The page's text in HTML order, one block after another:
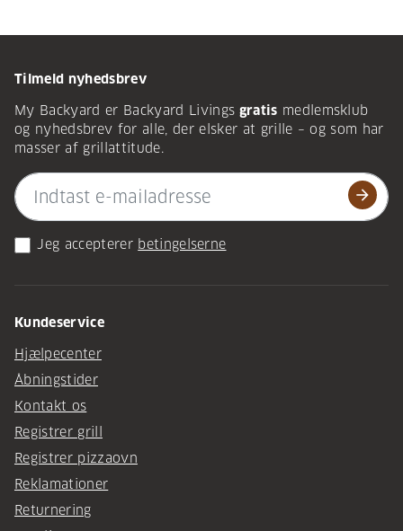
Tilmeld nyhedsbrev
My Backyard er Backyard Livings gratis medlemsklub
og nyhedsbrev for alle, der elsker at grille – og som har
masser af grillattitude.
arrow_forward
Jeg accepterer betingelserne
Kundeservice
Hjælpecenter
Åbningstider
Kontakt os
Registrer grill
Registrer pizzaovn
Reklamationer
Returnering